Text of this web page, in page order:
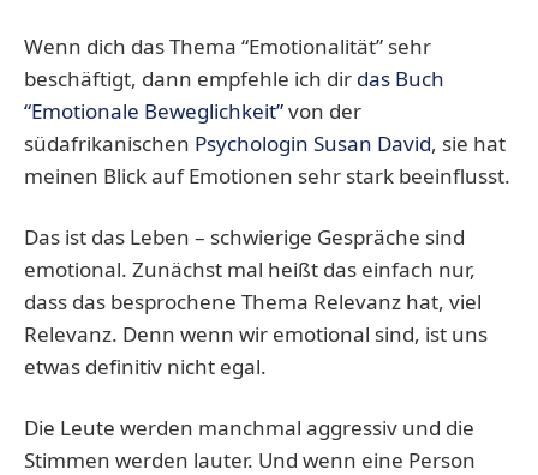
Wenn dich das Thema “Emotionalität” sehr
beschäftigt, dann empfehle ich dir das Buch
“Emotionale Beweglichkeit”von der
südafrikanischen Psychologin Susan David, sie hat
meinen Blick auf Emotionen sehr stark beeinflusst.
Das ist das Leben – schwierige Gespräche sind
emotional. Zunächst mal heißt das einfach nur,
dass das besprochene Thema Relevanz hat, viel
Relevanz. Denn wenn wir emotional sind, ist uns
etwas definitiv nicht egal.
Die Leute werden manchmal aggressiv und die
Stimmen werden lauter. Und wenn eine Person